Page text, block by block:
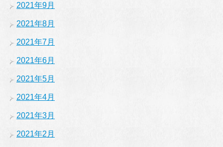
2021年9月
2021年8月
2021年7月
2021年6月
2021年5月
2021年4月
2021年3月
2021年2月